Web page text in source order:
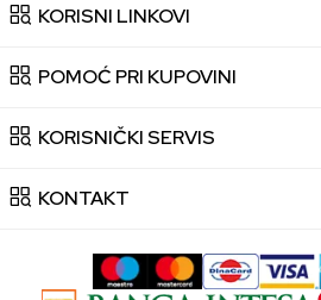
KORISNI LINKOVI
POMOĆ PRI KUPOVINI
KORISNIČKI SERVIS
KONTAKT